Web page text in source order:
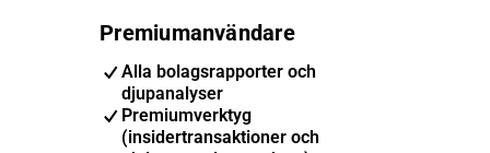
Premiumanvändare
Alla bolagsrapporter och
djupanalyser
Premiumverktyg
(insidertransaktioner och